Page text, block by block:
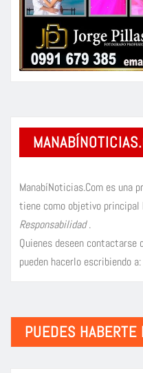
ManabíNoticias.Com es una
tiene como objetivo principal
Responsabilidad.
Quienes deseen contactarse
pueden hacerlo escribiendo a:
PUEDES HABERTE